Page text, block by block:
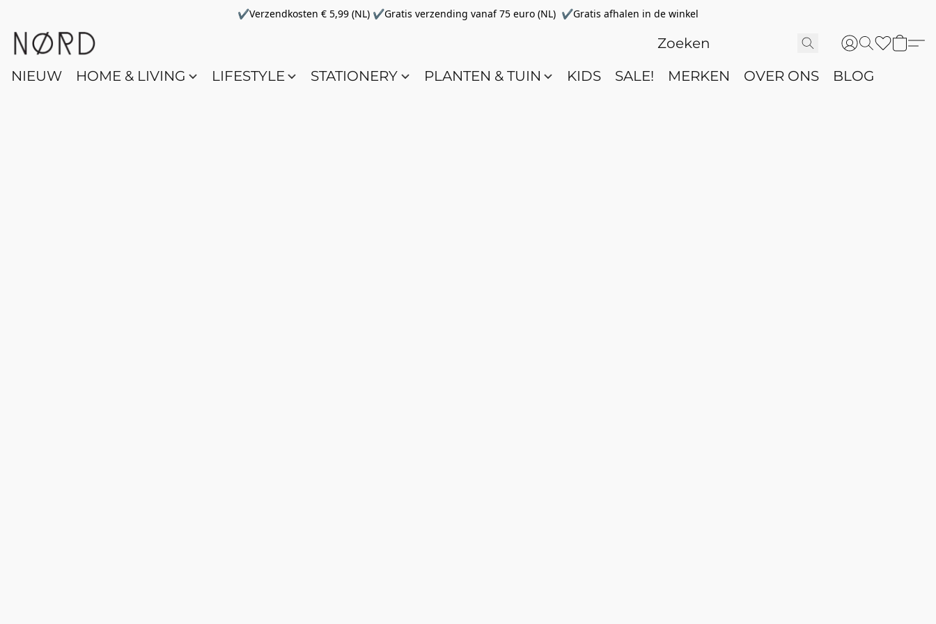
✔Verzendkosten € 5,99 (NL) ✔Gratis verzending vanaf 75 euro (NL) ✔Gratis afhalen in de winkel
NIEUW HOME & LIVING LIFESTYLE STATIONERY PLANTEN & TUIN KIDS SALE! MERKEN OVER ONS BLOG